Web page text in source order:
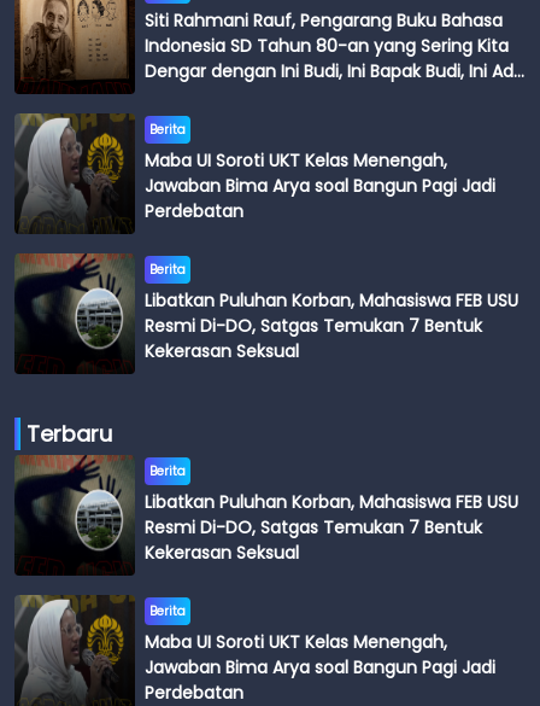
Siti Rahmani Rauf, Pengarang Buku Bahasa
Indonesia SD Tahun 80-an yang Sering Kita
Dengar dengan Ini Budi, Ini Bapak Budi, Ini Adik
Berita
Maba UI Soroti UKT Kelas Menengah,
Jawaban Bima Arya soal Bangun Pagi Jadi
Perdebatan
Berita
Libatkan Puluhan Korban, Mahasiswa FEB USU
Resmi Di-DO, Satgas Temukan 7 Bentuk
Kekerasan Seksual
Terbaru
Berita
Libatkan Puluhan Korban, Mahasiswa FEB USU
Resmi Di-DO, Satgas Temukan 7 Bentuk
Kekerasan Seksual
Berita
Maba UI Soroti UKT Kelas Menengah,
Jawaban Bima Arya soal Bangun Pagi Jadi
Perdebatan